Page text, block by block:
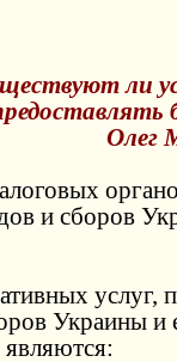
ли
Олег
и сборов
услуг,
Украины и